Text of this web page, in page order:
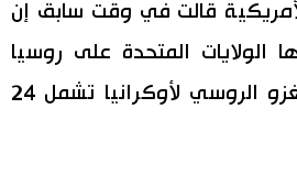
قالت في وقت سابق إن
الولايات المتحدة على روسيا
البيضاء لمساندتها الغزو الروسي لأوكرانيا تشمل 24